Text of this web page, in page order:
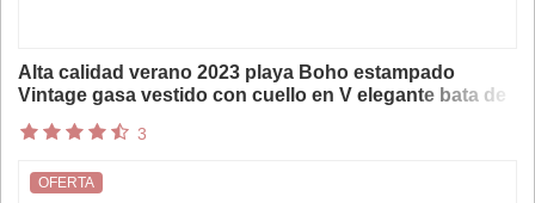
Alta calidad verano 2023 playa Boho estampado
Vintage gasa vestido con cuello en V elegante bata de
3
OFERTA